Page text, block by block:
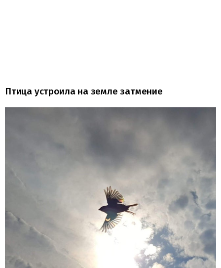
Птица устроила на земле затмение